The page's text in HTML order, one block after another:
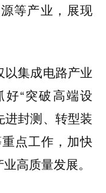
等产业，展现
集成电路产业
“突破高端设
封测、转型装
点工作，加快
高质量发展。